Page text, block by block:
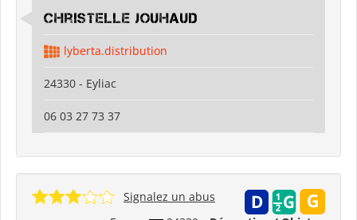
Christelle Jouhaud
lyberta.distribution
24330 - Eyliac
06 03 27 73 37
Signalez un abus